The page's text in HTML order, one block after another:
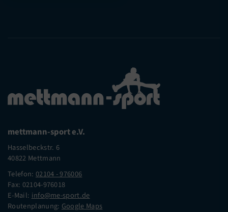
mettmann-sport e.V.
Hasselbeckstr. 6
40822 Mettmann
Telefon: 02104 - 976006
Fax: 02104-976018
E-Mail: info@me-sport.de
Routenplanung: Google Maps